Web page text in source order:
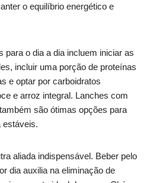
o equilíbrio energético e
para o dia a dia incluem iniciar as
incluir uma porção de proteínas
e optar por carboidratos
e arroz integral. Lanches com
são ótimas opções para
estáveis.
aliada indispensável. Beber pelo
dia auxilia na eliminação de